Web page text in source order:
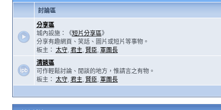
討論區
分享區
城內設施：《短片分享區》
分享有趣網頁、笑話、圖片或短片等事物。
板主： 太守, 君主, 賢臣, 軍團長
清談區
可作輕鬆討論、閒談的地方，惟請言之有物。
板主： 太守, 君主, 賢臣, 軍團長